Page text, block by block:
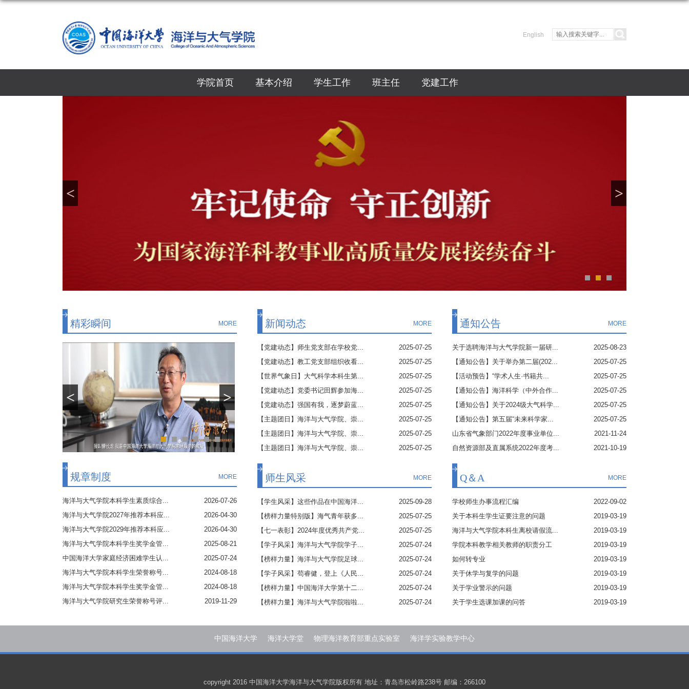
English
学院首页 基本介绍 学生工作 班主任 党建工作
< >
精彩瞬间 MORE
< >
规章制度 MORE
海洋与大气学院本科学生素质综合...
2026-07-26
海洋与大气学院2027年推荐本科应...
2026-04-30
海洋与大气学院2029年推荐本科应...
2026-04-30
海洋与大气学院本科学生奖学金管...
2025-08-21
中国海洋大学家庭经济困难学生认...
2025-07-24
海洋与大气学院本科学生荣誉称号...
2024-08-18
海洋与大气学院本科学生奖学金管...
2024-08-18
海洋与大气学院研究生荣誉称号评...
2019-11-29
新闻动态 MORE
【党建动态】师生党支部在学校党...
2025-07-25
【党建动态】教工党支部组织收看...
2025-07-25
【世界气象日】大气科学本科生第...
2025-07-25
【党建动态】党委书记田辉参加海...
2025-07-25
【党建动态】强国有我，逐梦蔚蓝...
2025-07-25
【主题团日】海洋与大气学院、崇...
2025-07-25
【主题团日】海洋与大气学院、崇...
2025-07-25
【主题团日】海洋与大气学院、崇...
2025-07-25
师生风采 MORE
【学生风采】这些作品在中国海洋...
2025-09-28
【榜样力量特别版】海气青年获多...
2025-07-25
【七一表彰】2024年度优秀共产党...
2025-07-25
【学子风采】海洋与大气学院学子...
2025-07-24
【榜样力量】海洋与大气学院足球...
2025-07-24
【学子风采】苟睿健，登上《人民...
2025-07-24
【榜样力量】中国海洋大学第十二...
2025-07-24
【榜样力量】海洋与大气学院啦啦...
2025-07-24
通知公告 MORE
关于选聘海洋与大气学院新一届研...
2025-08-23
【通知公告】关于举办第二届(202...
2025-07-25
【活动预告】“学术人生·书籍共...
2025-07-25
【通知公告】海洋科学（中外合作...
2025-07-25
【通知公告】关于2024级大气科学...
2025-07-25
【通知公告】第五届“未来科学家...
2025-07-25
山东省气象部门2022年度事业单位...
2021-11-24
自然资源部及直属系统2022年度考...
2021-10-19
Q＆A MORE
学校师生办事流程汇编
2022-09-02
关于本科生学生证要注意的问题
2019-03-19
海洋与大气学院本科生离校请假流...
2019-03-19
学院本科教学相关教师的职责分工
2019-03-19
如何转专业
2019-03-19
关于休学与复学的问题
2019-03-19
关于学业警示的问题
2019-03-19
关于学生选课加课的问答
2019-03-19
中国海洋大学 海洋大学堂 物理海洋教育部重点实验室 海洋学实验教学中心
copyright 2016 中国海洋大学海洋与大气学院版权所有 地址：青岛市松岭路238号 邮编：266100